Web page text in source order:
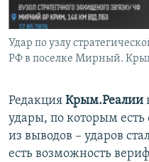
Удар по узлу
РФ в поселке Мирный.
Редакция Крым.Реалии
удары, по которым
из выводов – ударов
есть возможность